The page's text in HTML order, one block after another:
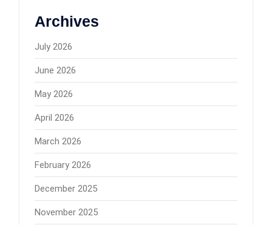
Archives
July 2026
June 2026
May 2026
April 2026
March 2026
February 2026
December 2025
November 2025